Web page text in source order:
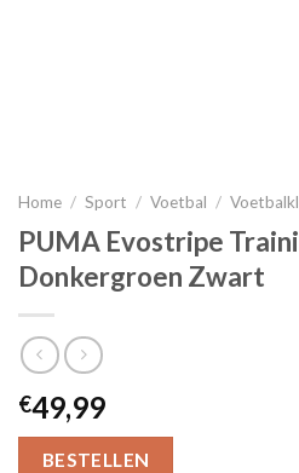
Home / Sport / Voetbal /
PUMA Evostripe
Donkergroen Zwart
€49,99
BESTELLEN